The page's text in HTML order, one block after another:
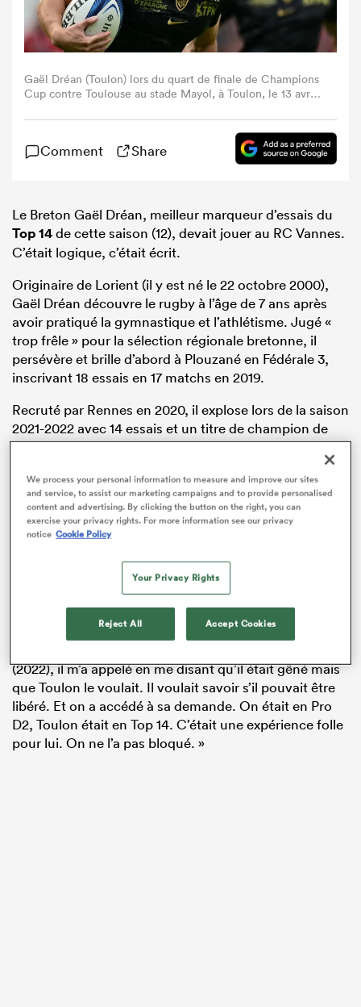
Gaël Dréan (Toulon) lors du quart de finale de Champions
Cup contre Toulouse au stade Mayol, à Toulon, le 13 avril
Comment Share
Le Breton Gaël Dréan, meilleur marqueur d’essais du
Top 14de cette saison (12), devait jouer au RC Vannes.
C’était logique, c’était écrit.
Originaire de Lorient (il y est né le 22 octobre 2000),
Gaël Dréan découvre le rugby à l’âge de 7 ans après
avoir pratiqué la gymnastique et l’athlétisme. Jugé «
trop frêle » pour la sélection régionale bretonne, il
persévère et brille d’abord à Plouzané en Fédérale 3,
inscrivant 18 essais en 17 matchs en 2019.
Recruté par Rennes en 2020, il explose lors de la saison
2021-2022 avec 14 essais et un titre de champion de
Fédérale 1. Repéré grâce à ses performances à XV et à
français), il s’engage à rejoindre les rangs du RC
Vannespour la saison 2022-2023… mais préfère
répondre aux sirènes du RCToulonavec qui il signe en
2022, séduit par le projet de
« On ne l’a pas raté », avait raconté Jean-Noël Spitzer
en début d’année à nos confrères duTélégramme
Gaël avait donné son accord, verbal et écrit, pour
(2022), il m’a appelé en me disant qu’il était gêné mais
que Toulon le voulait. Il voulait savoir s’il pouvait être
libéré. Et on a accédé à sa demande. On était en Pro
D2, Toulon était en Top 14. C’était une expérience folle
pour lui. On ne l’a pas bloqué. »
We process your personal information to measure and improve our sites
and service, to assist our marketing campaigns and to provide personalised
content and advertising. By clicking the button on the right, you can
exercise your privacy rights. For more information see our privacy
notice Cookie Policy
Your Privacy Rights
Reject All Accept Cookies